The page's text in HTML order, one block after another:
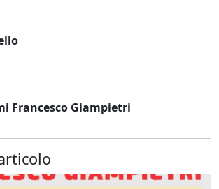
Francesco Giampietri